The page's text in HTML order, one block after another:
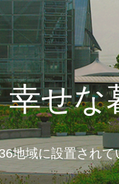
せな
地域に設置され